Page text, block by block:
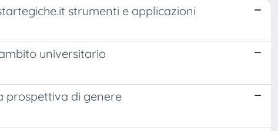
strumenti e applicazioni
universitario
prospettiva di genere